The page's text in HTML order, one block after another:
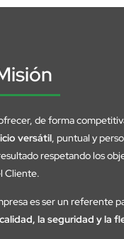
de forma
versátil, puntual y
respetando los
Cliente.
es ser un referente
la seguridad y la